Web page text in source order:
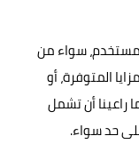
سواء من
المتوفرة، أو
راعينا أن تشمل
حد سواء.